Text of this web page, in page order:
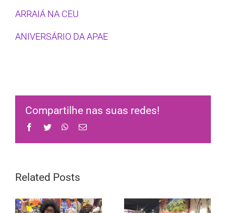
ARRAIÁ NA CEU
ANIVERSÁRIO DA APAE
Compartilhe nas suas redes!
Facebook
Twitter WhatsApp
Email
Related Posts